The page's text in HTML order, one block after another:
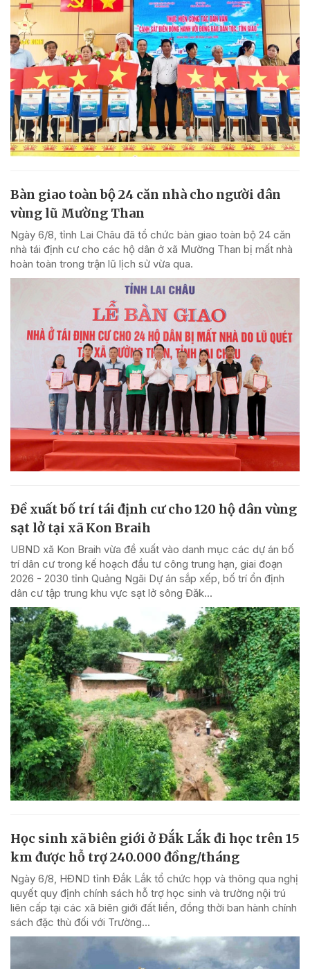
Bàn giao toàn bộ 24 căn nhà cho người dân
vùng lũ Mường Than
Ngày 6/8, tỉnh Lai Châu đã tổ chức bàn giao toàn bộ 24 căn
nhà tái định cư cho các hộ dân ở xã Mường Than bị mất nhà
hoàn toàn trong trận lũ lịch sử vừa qua.
Đề xuất bố trí tái định cư cho 120 hộ dân vùng
sạt lở tại xã Kon Braih
UBND xã Kon Braih vừa đề xuất vào danh mục các dự án bố
trí dân cư trong kế hoạch đầu tư công trung hạn, giai đoạn
2026 - 2030 tỉnh Quảng Ngãi Dự án sắp xếp, bố trí ổn định
dân cư tập trung khu vực sạt lở sông Đăk...
Học sinh xã biên giới ở Đắk Lắk đi học trên 15
km được hỗ trợ 240.000 đồng/tháng
Ngày 6/8, HĐND tỉnh Đắk Lắk tổ chức họp và thông qua nghị
quyết quy định chính sách hỗ trợ học sinh và trường nội trú
liên cấp tại các xã biên giới đất liền, đồng thời ban hành chính
sách đặc thù đối với Trường...